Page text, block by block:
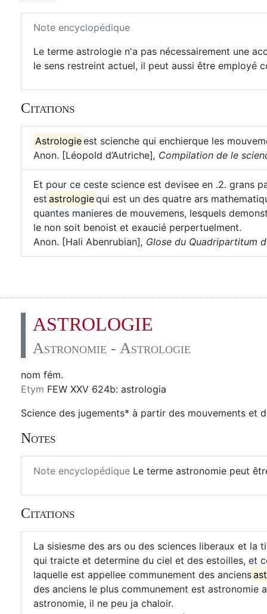
Note encyclopédique
Le terme astrologie n'a pas nécessairement une
le sens restreint actuel, il peut aussi être employé
Citations
Astrologieest scienche qui enchierque les
Anon. [Léopold d’Autriche], Compilation de le
Et pour ce ceste science est devisee en .2. grans
est astrologiequi est un des quatre ars
quantes manieres de mouvemens, lesquels
le non soit benoist et exaucié perpertuelment.
Anon. [Hali Abenrubian], Glose du Quadripartitum
ASTROLOGIE
Astronomie - Astrologie
nom fém.
Etym FEW XXV 624b: astrologia
Science des jugements* à partir des mouvements et
Notes
Note encyclopédique Le terme astronomie peut
Citations
La sisiesme des ars ou des sciences liberaux et
qui traicte et determine du ciel et des estoilles, et
laquelle est appellee communement des anciens
des anciens le plus communement est astronomie
astronomie, il ne peu ja chaloir.